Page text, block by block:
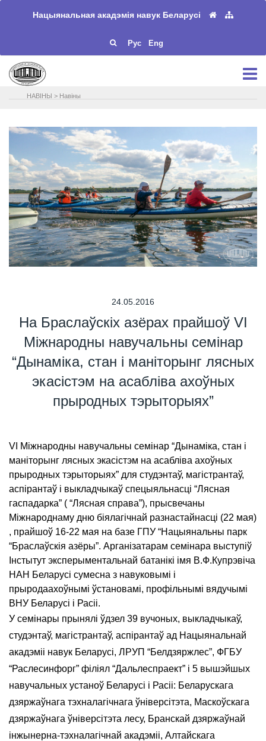
Нацыянальная акадэмія навук Беларусі
Рус Eng
НАВIНЫ > Навіны
24.05.2016
На Браслаўскіх азёрах прайшоў VI
Міжнародны навучальны семінар
“Дынаміка, стан і маніторынг лясных
экасістэм на асабліва ахоўных
прыродных тэрыторыях”
VI Міжнародны навучальны семінар “Дынаміка, стан і
маніторынг лясных экасістэм на асабліва ахоўных
прыродных тэрыторыях” для студэнтаў, магістрантаў,
аспірантаў і выкладчыкаў спецыяльнасці “Лясная
гаспадарка” ( “Лясная справа”), прысвечаны
Міжнароднаму дню біялагічнай разнастайнасці (22 мая)
, прайшоў 16-22 мая на базе ГПУ “Нацыянальны парк
“Браслаўскія азёры”. Арганізатарам семінара выступіў
Інстытут эксперыментальнай батанікі імя В.Ф.Купрэвіча
НАН Беларусі сумесна з навуковымі і
прыродаахоўнымі ўстановамі, профільнымі вядучымі
ВНУ Беларусі і Расіі.
У семінары прынялі ўдзел 39 вучоных, выкладчыкаў,
студэнтаў, магістрантаў, аспірантаў ад Нацыянальнай
акадэміі навук Беларусі, ЛРУП “Белдзяржлес”, ФГБУ
“Раслесинфорг” філіял “Дальлеспраект” і 5 вышэйшых
навучальных устаноў Беларусі і Расіі: Беларускага
дзяржаўнага тэхналагічнага ўніверсітэта, Маскоўскага
дзяржаўнага ўніверсітэта лесу, Бранскай дзяржаўнай
інжынерна-тэхналагічнай акадэміі, Алтайскага